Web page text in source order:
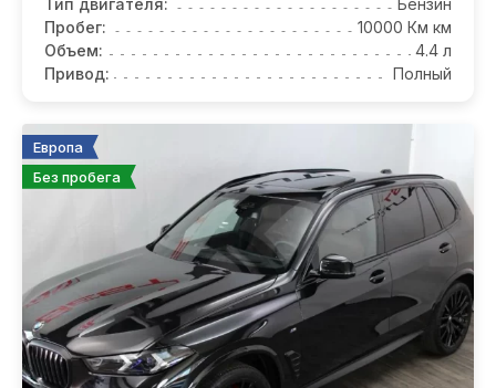
Пробег:
10000 Км км
Объем:
4.4 л
Привод:
Полный
Европа
Без пробега